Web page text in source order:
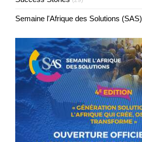
Semaine l'Afrique des Solutions (SAS)